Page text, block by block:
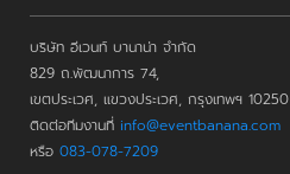
บริษัท อีเวนท์ บานาน่า จำกัด
829 ถ.พัฒนาการ 74,
เขตประเวศ, แขวงประเวศ, กรุงเทพฯ 10250
ติดต่อทีมงานที่ info@eventbanana.com
หรือ 083-078-7209